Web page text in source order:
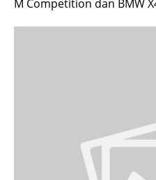
M Competition dan BMW